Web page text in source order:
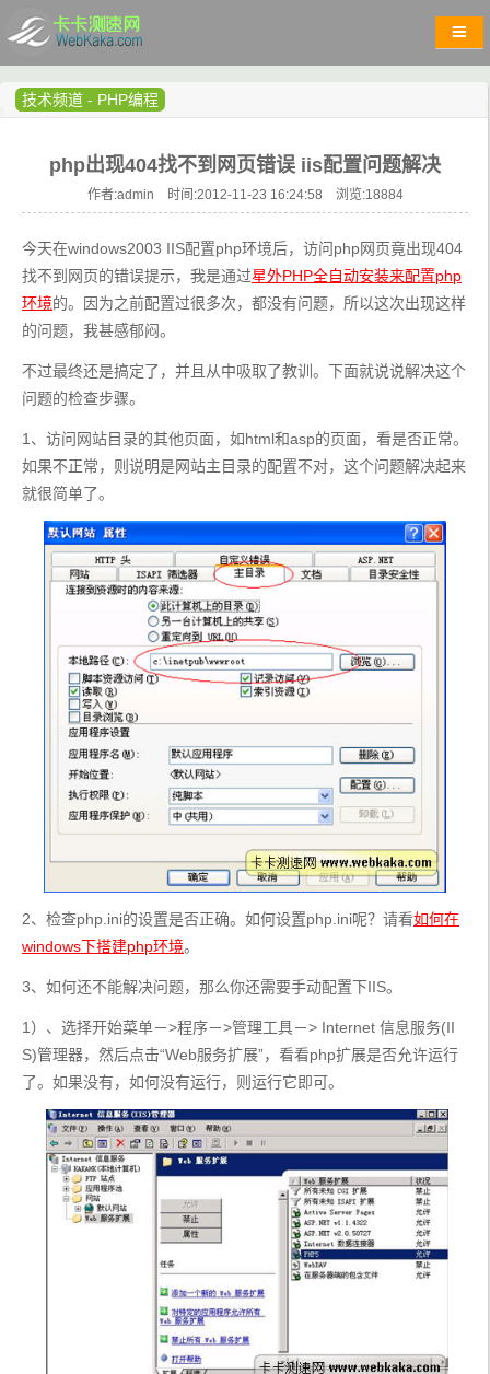
技术频道 - PHP编程
php出现404找不到网页错误 iis配置问题解决
作者:admin 时间:2012-11-23 16:24:58 浏览:18884
今天在windows2003 IIS配置php环境后，访问php网页竟出现404
找不到网页的错误提示，我是通过星外PHP全自动安装来配置php
环境的。因为之前配置过很多次，都没有问题，所以这次出现这样
的问题，我甚感郁闷。
不过最终还是搞定了，并且从中吸取了教训。下面就说说解决这个
问题的检查步骤。
1、访问网站目录的其他页面，如html和asp的页面，看是否正常。
如果不正常，则说明是网站主目录的配置不对，这个问题解决起来
就很简单了。
2、检查php.ini的设置是否正确。如何设置php.ini呢？请看如何在
windows下搭建php环境。
3、如何还不能解决问题，那么你还需要手动配置下IIS。
1）、选择开始菜单－>程序－>管理工具－> Internet 信息服务(II
S)管理器，然后点击“Web服务扩展”，看看php扩展是否允许运行
了。如果没有，如何没有运行，则运行它即可。